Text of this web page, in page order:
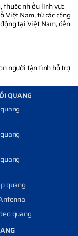
thuộc nhiều lĩnh vực
Việt Nam, từ các công
tại Việt Nam, đến
người tận tình hỗ trợ
QUANG
quang
quang